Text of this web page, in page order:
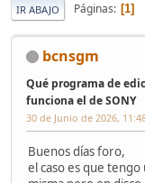
IR ABAJO Páginas 1
bcnsgm
Qué programa de
funciona el de SONY
30 de Junio de 2026,
Buenos días foro,
el caso es que